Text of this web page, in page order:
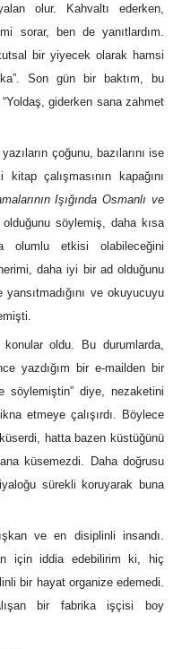
olur. Kahvaltı ederken,
sorar, ben de yanıtlardım.
bir yiyecek olarak hamsi
Son gün bir baktım, bu
giderken sana zahmet
çoğunu, bazılarını ise
çalışmasının kapağını
Işığında Osmanlı ve
söylemiş, daha kısa
olumlu etkisi olabileceğini
daha iyi bir ad olduğunu
ve okuyucuyu
konular oldu. Bu durumlarda,
yazdığım bir e-mailden bir
söylemiştin” diye, nezaketini
etmeye çalışırdı. Böylece
hatta bazen küstüğünü
küsemezdi. Daha doğrusu
sürekli koruyarak buna
ve en disiplinli insandı.
için iddia edebilirim ki, hiç
bir hayat organize edemedi.
bir fabrika işçisi boy